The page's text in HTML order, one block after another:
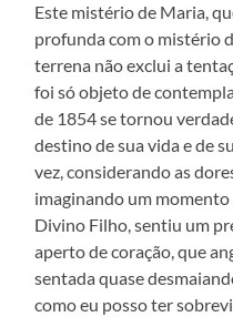
Este mistério de Maria,
profunda com o mistério
terrena não exclui a
foi só objeto de
de 1854 se tornou
destino de sua vida e de
vez, considerando as
imaginando um momento
Divino Filho, sentiu um
aperto de coração, que
sentada quase
como eu posso ter